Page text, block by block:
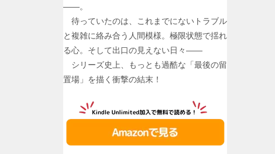
――。
待っていたのは、これまでにないトラブル
と複雑に絡み合う人間模様。極限状態で揺れ
る心。そして出口の見えない日々――
シリーズ史上、もっとも過酷な「最後の留
置場」を描く衝撃の結末！